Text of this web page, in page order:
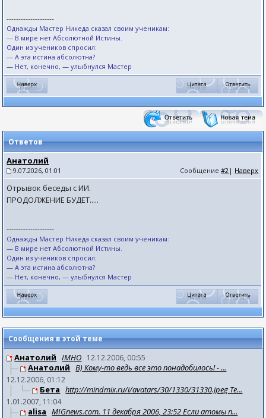
--------------------
Однажды Мастер Никеда сказал своим ученикам:
— В мире нет Абсолютной Истины.
Один из учеников спросил:
— А эта истина абсолютна?
— Нет, конечно, — улыбнулся Мастер
Ответов
Анатолий
9.07.2026, 01:01 Сообщение#2 | Наверх
Отрывок беседы с ИИ.
ПРОДОЛЖЕНИЕ БУДЕТ.....
--------------------
Однажды Мастер Никеда сказал своим ученикам:
— В мире нет Абсолютной Истины.
Один из учеников спросил:
— А эта истина абсолютна?
— Нет, конечно, — улыбнулся Мастер
Сообщения в этой теме
Анатолий IMHO 12.12.2006, 00:55
Анатолий B) Кому-то ведь все это понадобилось! - ...
12.12.2006, 01:12
Бета http://mindmix.ru/i/avatars/30/1330/31330.jpeg Те...
1.01.2007, 11:04
alisa MIGnews.com. 11 декабря 2006, 23:52 Если атомы п...